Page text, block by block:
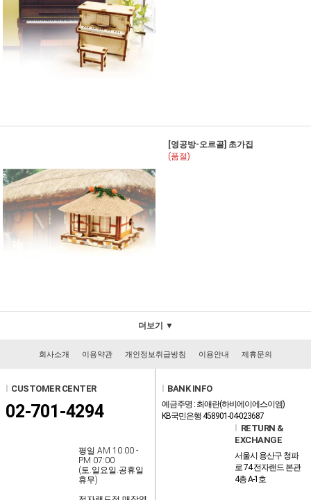
[영공방-오르골] 초가집
(품절)
더보기 ▼
회사소개 이용약관 개인정보취급방침 이용안내 제휴문의
CUSTOMER CENTER
02-701-4294
평일 AM 10:00 -
PM 07:00
(토.일요일.공휴일
휴무)
BANK INFO
예금주명 : 최애란(하비에이에스이엠)
KB국민은행 458901-04-023687
RETURN &
EXCHANGE
서울시 용산구 청파
로 74 전자랜드 본관
4층 A-1호